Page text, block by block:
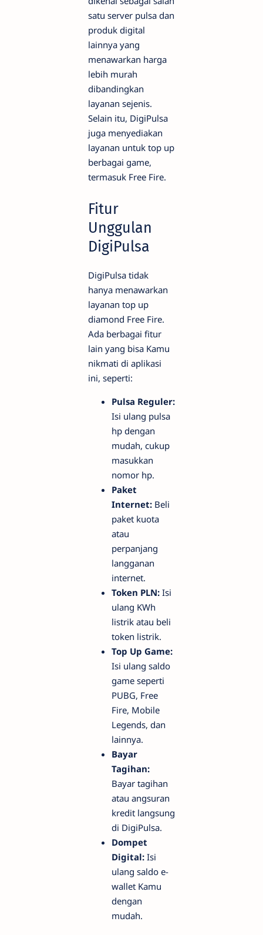
satu server pulsa dan
produk digital
lainnya yang
menawarkan harga
lebih murah
dibandingkan
layanan sejenis.
Selain itu, DigiPulsa
juga menyediakan
layanan untuk top up
berbagai game,
termasuk Free Fire.
Fitur
Unggulan
DigiPulsa
DigiPulsa tidak
hanya menawarkan
layanan top up
diamond Free Fire.
Ada berbagai fitur
lain yang bisa Kamu
nikmati di aplikasi
ini, seperti:
Pulsa Reguler:
Isi ulang pulsa
hp dengan
mudah, cukup
masukkan
nomor hp.
Paket
Internet: Beli
paket kuota
atau
perpanjang
langganan
internet.
Token PLN: Isi
ulang KWh
listrik atau beli
token listrik.
Top Up Game:
Isi ulang saldo
game seperti
PUBG, Free
Fire, Mobile
Legends, dan
lainnya.
Bayar
Tagihan:
Bayar tagihan
atau angsuran
kredit langsung
di DigiPulsa.
Dompet
Digital: Isi
ulang saldo e-
wallet Kamu
dengan
mudah.